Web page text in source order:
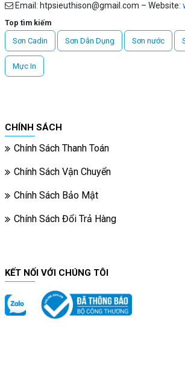
Email: htpsieuthison@gmail.com – Website:
Top tìm kiếm
Sơn Cadin
Sơn Dân Dụng Sơn nước
Mực In
CHÍNH SÁCH
Chính Sách Thanh Toán
Chính Sách Vận Chuyển
Chính Sách Bảo Mật
Chính Sách Đổi Trả Hàng
KẾT NỐI VỚI CHÚNG TÔI